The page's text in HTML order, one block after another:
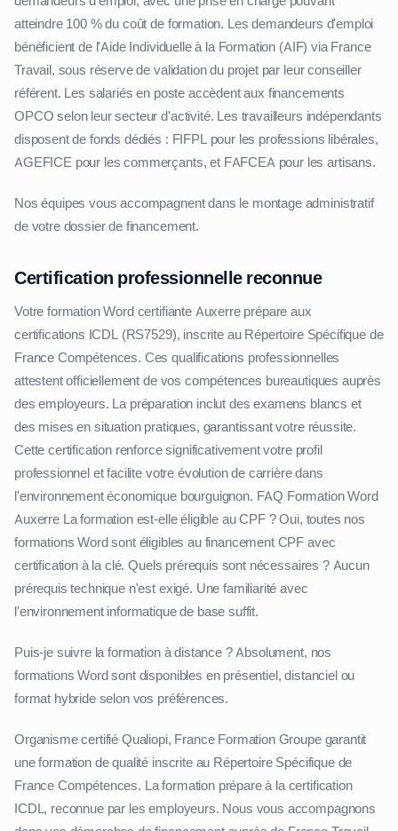
atteindre 100 % du coût de formation. Les demandeurs d'emploi
bénéficient de l'Aide Individuelle à la Formation (AIF) via France
Travail, sous réserve de validation du projet par leur conseiller
référent. Les salariés en poste accèdent aux financements
OPCO selon leur secteur d'activité. Les travailleurs indépendants
disposent de fonds dédiés : FIFPL pour les professions libérales,
AGEFICE pour les commerçants, et FAFCEA pour les artisans.
Nos équipes vous accompagnent dans le montage administratif
de votre dossier de financement.
Certification professionnelle reconnue
Votre formation Word certifiante Auxerre prépare aux
certifications ICDL (RS7529), inscrite au Répertoire Spécifique de
France Compétences. Ces qualifications professionnelles
attestent officiellement de vos compétences bureautiques auprès
des employeurs. La préparation inclut des examens blancs et
des mises en situation pratiques, garantissant votre réussite.
Cette certification renforce significativement votre profil
professionnel et facilite votre évolution de carrière dans
l'environnement économique bourguignon. FAQ Formation Word
Auxerre La formation est-elle éligible au CPF ? Oui, toutes nos
formations Word sont éligibles au financement CPF avec
certification à la clé. Quels prérequis sont nécessaires ? Aucun
prérequis technique n'est exigé. Une familiarité avec
l'environnement informatique de base suffit.
Puis-je suivre la formation à distance ? Absolument, nos
formations Word sont disponibles en présentiel, distanciel ou
format hybride selon vos préférences.
Organisme certifié Qualiopi, France Formation Groupe garantit
une formation de qualité inscrite au Répertoire Spécifique de
France Compétences. La formation prépare à la certification
ICDL, reconnue par les employeurs. Nous vous accompagnons